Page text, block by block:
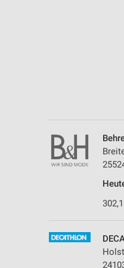
Geräte anhand von aktiv
Funktional